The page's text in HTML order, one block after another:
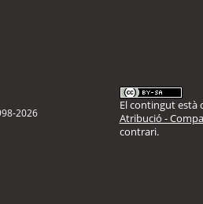
2026
El contingut està
Atribució -
contrari.